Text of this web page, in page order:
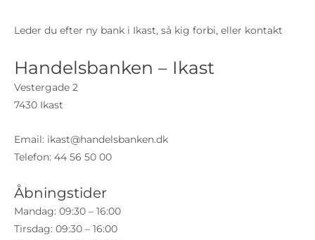
Leder du efter ny bank i Ikast, så kig forbi, eller kontakt
Handelsbanken – Ikast
Vestergade 2
7430 Ikast
Email: ikast@handelsbanken.dk
Telefon: 44 56 50 00
Åbningstider
Mandag: 09:30 – 16:00
Tirsdag: 09:30 – 16:00